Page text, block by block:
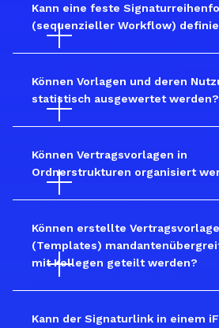
Kann eine feste
(sequenzieller Workflow)
Können Vorlagen und deren
statistisch ausgewertet werden?
Können Vertragsvorlagen in
Ordnerstrukturen organisiert
Können erstellte
(Templates)
mit Kollegen geteilt werden?
Kann der Signaturlink in einem